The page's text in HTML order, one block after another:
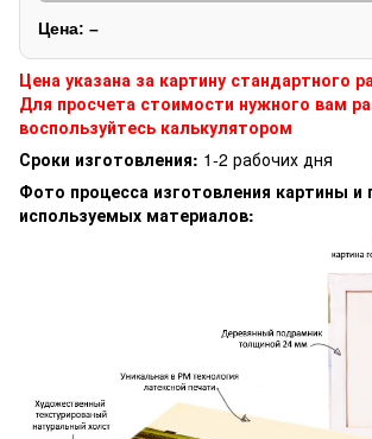
Цена: –
Цена указана за картину стандартного
Для просчета стоимости нужного вам
воспользуйтесь калькулятором
Сроки изготовления: 1-2 рабочих дня
Фото процесса изготовления картины и
используемых материалов: